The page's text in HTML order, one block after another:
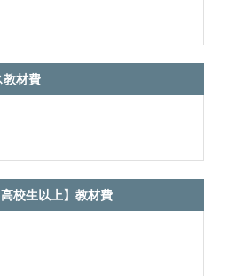
教材費
校生以上】教材費